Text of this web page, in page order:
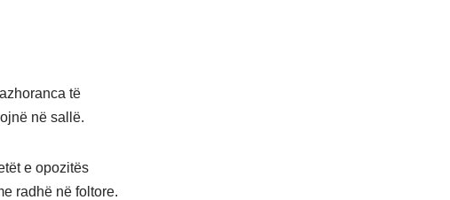
të
në sallë.
e opozitës
radhë në foltore.